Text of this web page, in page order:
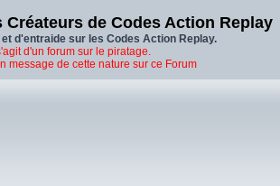
Créateurs de Codes Action Replay
d'entraide sur les Codes Action Replay.
d'un forum sur le piratage.
message de cette nature sur ce Forum